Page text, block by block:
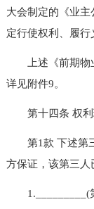
大会制定的《业
定行使权利、履行
上述《前期物业
详见附件9。
第十四条 权利
第1款 下述第三
方保证，该第三人
1._________(